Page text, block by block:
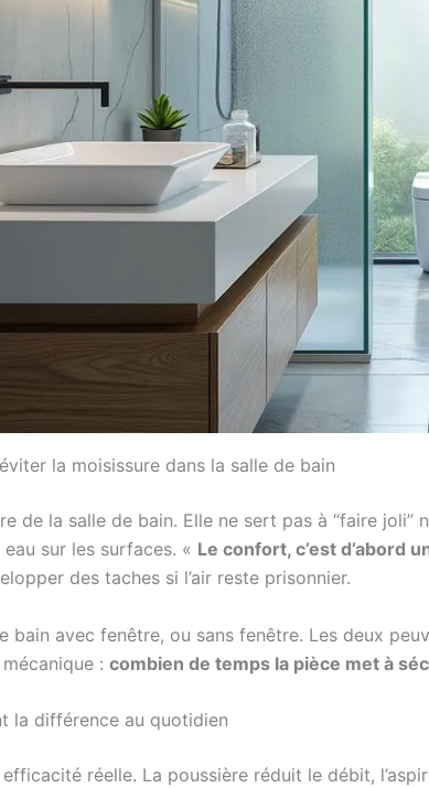
la moisissure dans la salle de bain
de la salle de bain. Elle ne sert pas à “faire joli”
sur les surfaces. « Le confort, c’est d’abord
des taches si l’air reste prisonnier.
bain avec fenêtre, ou sans fenêtre. Les deux
: combien de temps la pièce met à
la différence au quotidien
réelle. La poussière réduit le débit,